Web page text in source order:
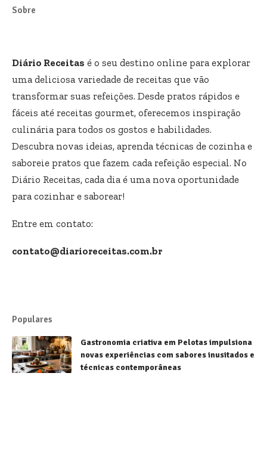
Sobre
Diário Receitas é o seu destino online para explorar
uma deliciosa variedade de receitas que vão
transformar suas refeições. Desde pratos rápidos e
fáceis até receitas gourmet, oferecemos inspiração
culinária para todos os gostos e habilidades.
Descubra novas ideias, aprenda técnicas de cozinha e
saboreie pratos que fazem cada refeição especial. No
Diário Receitas, cada dia é uma nova oportunidade
para cozinhar e saborear!
Entre em contato:
contato@diarioreceitas.com.br
Populares
Gastronomia criativa em Pelotas impulsiona
novas experiências com sabores inusitados e
técnicas contemporâneas